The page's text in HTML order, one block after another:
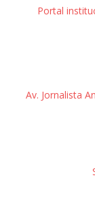
Portal
Av. Jornalista